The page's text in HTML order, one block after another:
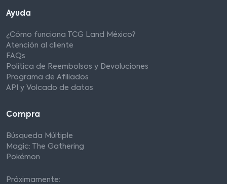
Ayuda
¿Cómo funciona TCG Land México?
Atención al cliente
FAQs
Política de Reembolsos y Devoluciones
Programa de Afiliados
API y Volcado de datos
Compra
Búsqueda Múltiple
Magic: The Gathering
Pokémon
Próximamente: